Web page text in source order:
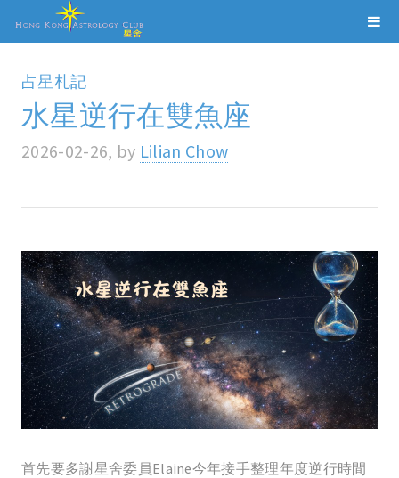
占星札記
水星逆行在雙魚座
2026-02-26, by Lilian Chow
首先要多謝星舍委員Elaine今年接手整理年度逆行時間